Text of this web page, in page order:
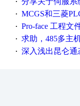
·
· MCGS和三菱PLC
· Pro-face 工程文件
· 求助，485多主
· 深入浅出昆仑通态